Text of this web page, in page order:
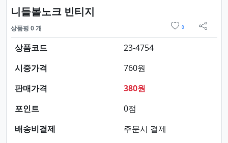
니들볼노크 빈티지
상품평 0 개 0
sns 공
상품코드
23-4754
시중가격
760원
판매가격
380원
포인트
0점
배송비결제
주문시 결제